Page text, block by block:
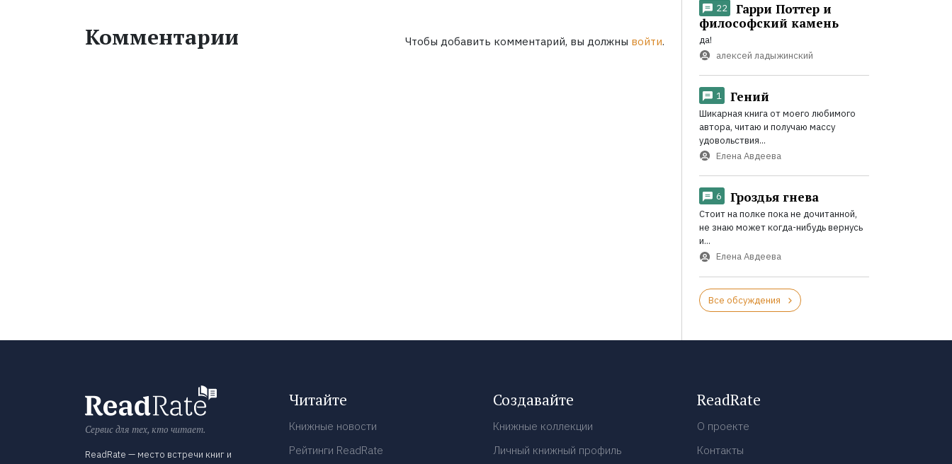
Комментарии Чтобы добавить комментарий, вы должны войти.
22
Гарри Поттер и
философский камень
да!
алексей ладыжинский
1 Гений
Шикарная книга от моего любимого
автора, читаю и получаю массу
удовольствия...
Елена Авдеева
6 Гроздья гнева
Стоит на полке пока не дочитанной,
не знаю может когда-нибудь вернусь
и...
Елена Авдеева
Все обсуждения
Сервис для тех, кто читает.
ReadRate — место встречи книг и
Читайте
Книжные новости
Рейтинги ReadRate
Создавайте
Книжные коллекции
Личный книжный профиль
ReadRate
О проекте
Контакты